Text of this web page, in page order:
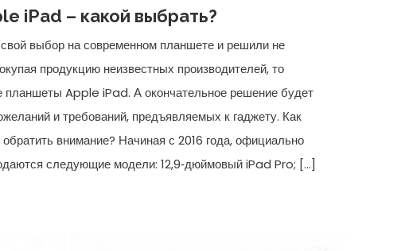
iPad – какой выбрать?
выбор на современном планшете и решили не
продукцию неизвестных производителей, то
планшеты Apple iPad. А окончательное решение будет
и требований, предъявляемых к гаджету. Как
внимание? Начиная с 2016 года, официально
следующие модели: 12,9‑дюймовый iPad Pro; […]